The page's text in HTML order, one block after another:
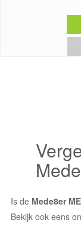
Is de Mede8er
Bekijk ook eens